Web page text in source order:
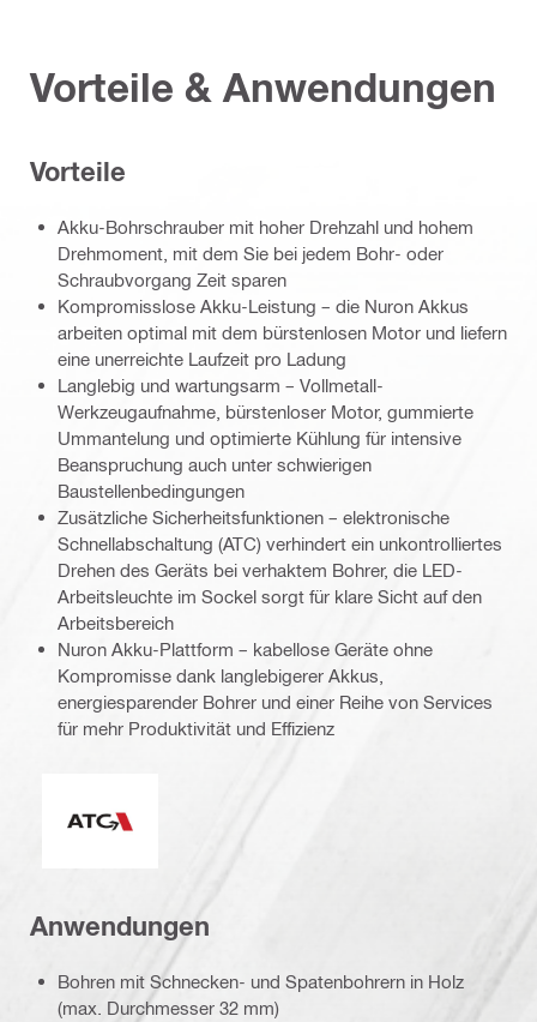
Vorteile & Anwendungen
Vorteile
Akku-Bohrschrauber mit hoher Drehzahl und hohem
Drehmoment, mit dem Sie bei jedem Bohr- oder
Schraubvorgang Zeit sparen
Kompromisslose Akku-Leistung – die Nuron Akkus
arbeiten optimal mit dem bürstenlosen Motor und liefern
eine unerreichte Laufzeit pro Ladung
Langlebig und wartungsarm – Vollmetall-
Werkzeugaufnahme, bürstenloser Motor, gummierte
Ummantelung und optimierte Kühlung für intensive
Beanspruchung auch unter schwierigen
Baustellenbedingungen
Zusätzliche Sicherheitsfunktionen – elektronische
Schnellabschaltung (ATC) verhindert ein unkontrolliertes
Drehen des Geräts bei verhaktem Bohrer, die LED-
Arbeitsleuchte im Sockel sorgt für klare Sicht auf den
Arbeitsbereich
Nuron Akku-Plattform – kabellose Geräte ohne
Kompromisse dank langlebigerer Akkus,
energiesparender Bohrer und einer Reihe von Services
für mehr Produktivität und Effizienz
Anwendungen
Bohren mit Schnecken- und Spatenbohrern in Holz
(max. Durchmesser 32 mm)